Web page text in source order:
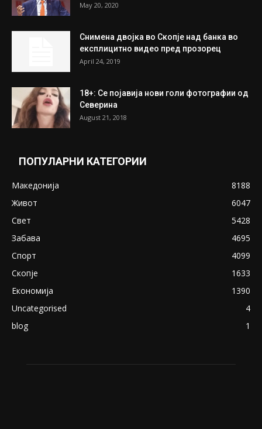
May 20, 2020
Снимена двојка во Скопје над банка во
експлицитно видео пред прозорец
April 24, 2019
18+: Се појавија нови голи фотографии од
Северина
August 21, 2018
ПОПУЛАРНИ КАТЕГОРИИ
Македонија
8188
Живот
6047
Свет
5428
Забава
4695
Спорт
4099
Скопје
1633
Економија
1390
Uncategorised
4
blog
1